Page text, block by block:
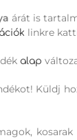
árát is
linkre
alap
Küldj